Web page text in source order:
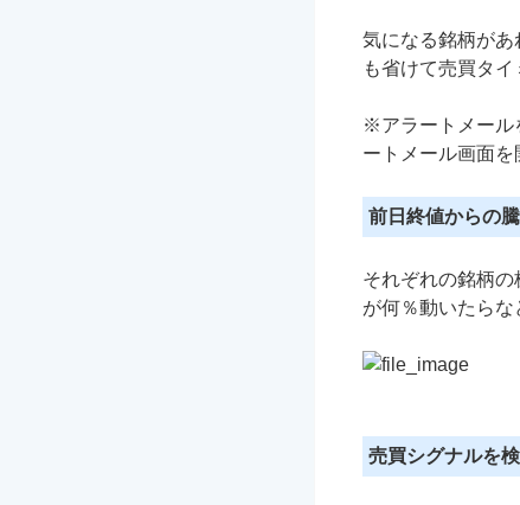
気になる銘柄が
も省けて売買タイ
※アラートメール
ートメール画面を
前日終値からの
それぞれの銘柄
が何％動いたらな
売買シグナルを